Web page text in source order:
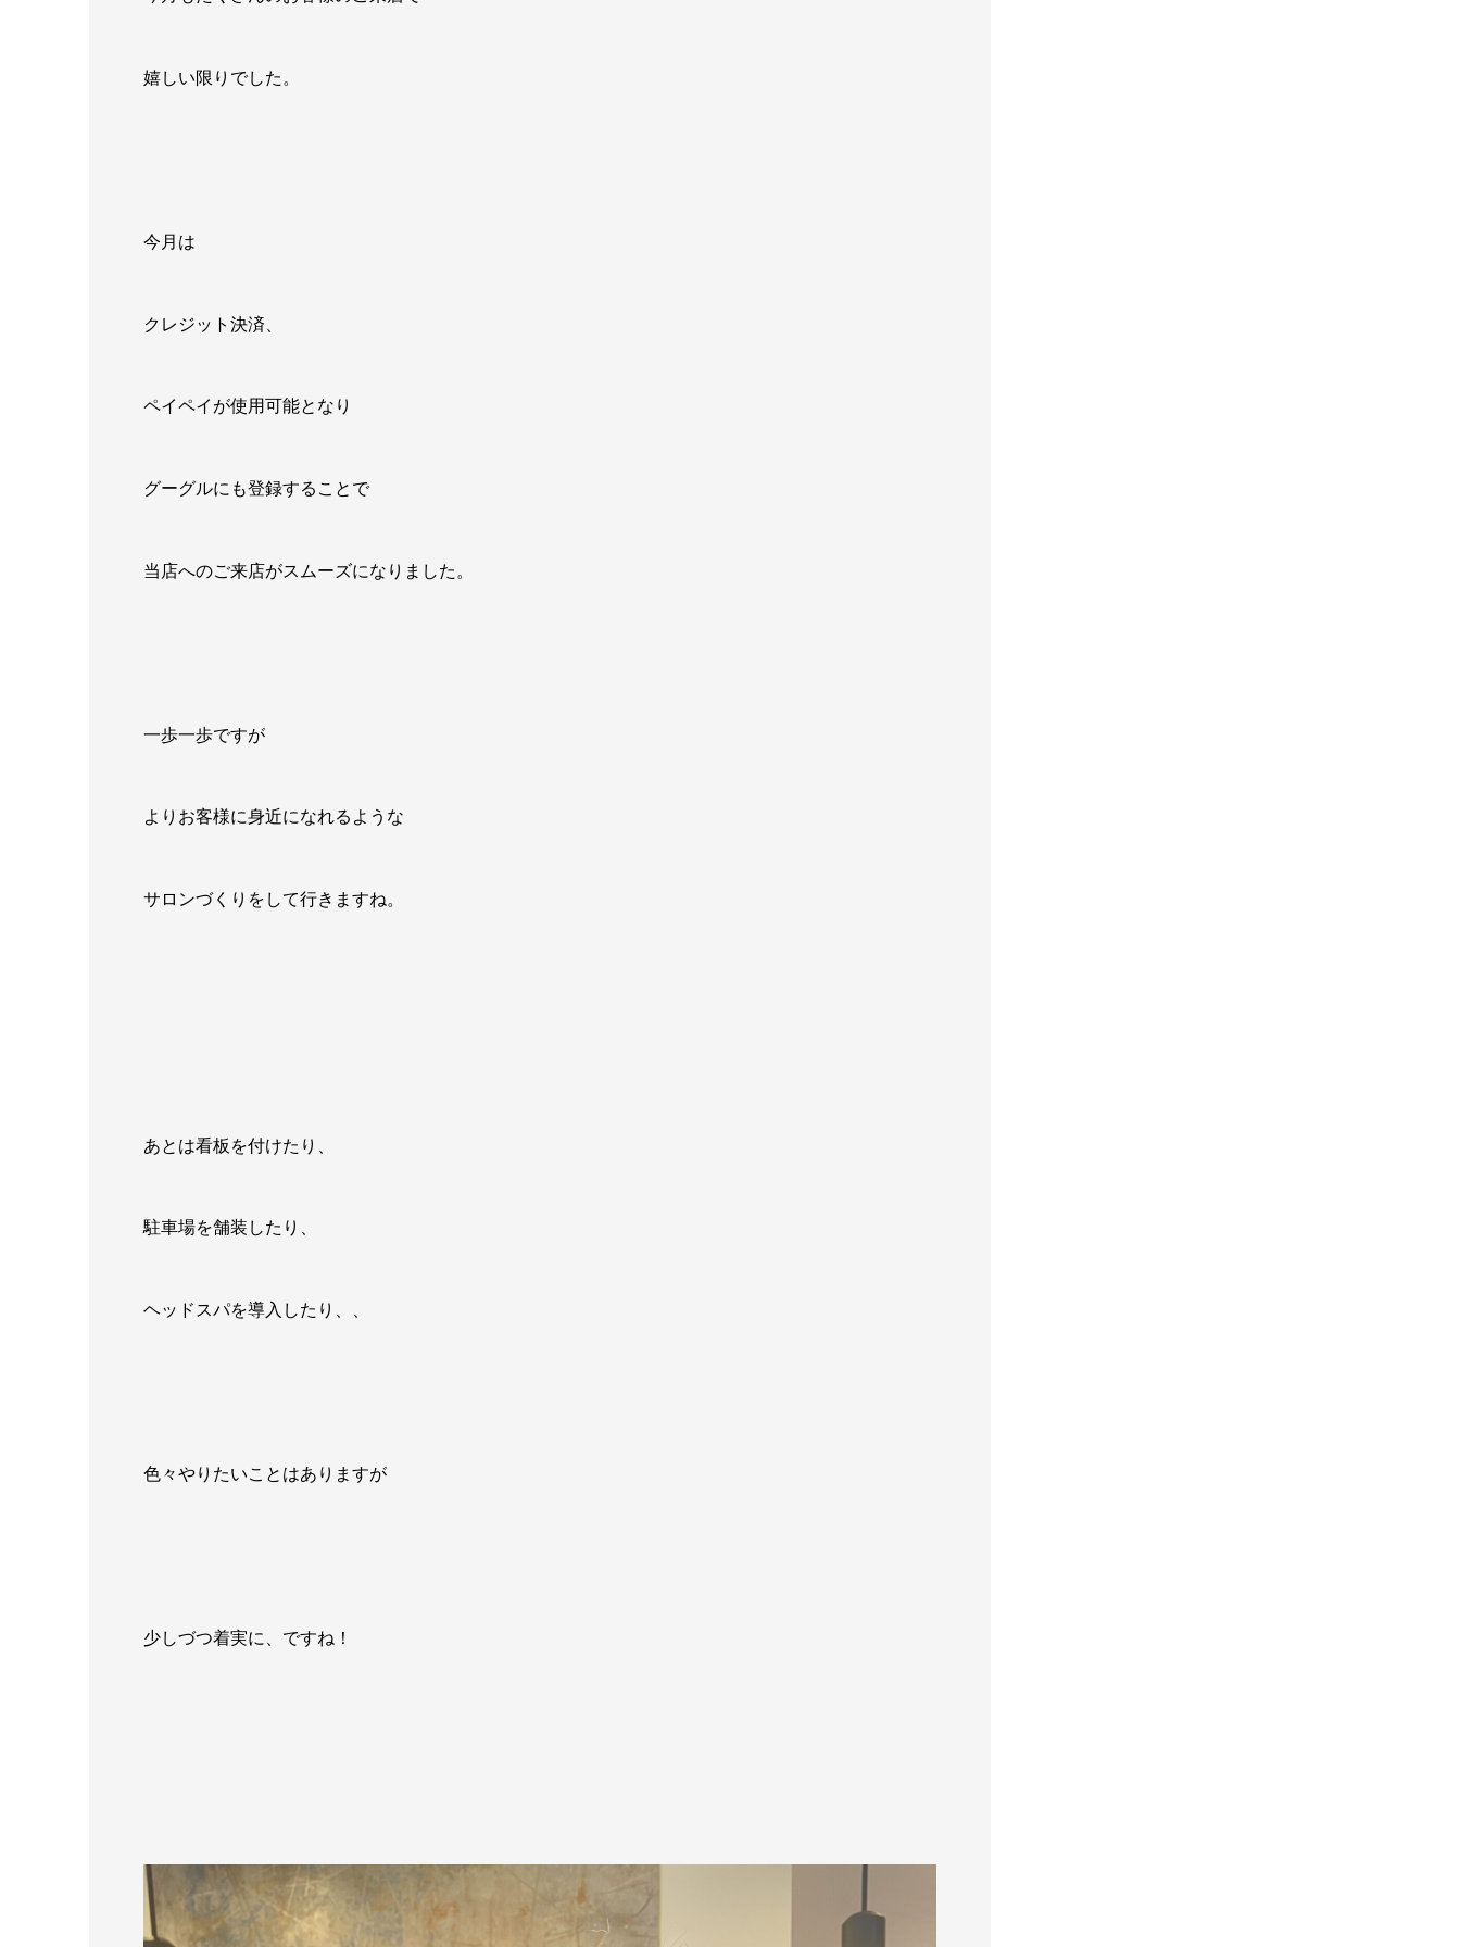
嬉しい限りでした。
今月は
クレジット決済、
ペイペイが使用可能となり
グーグルにも登録することで
当店へのご来店がスムーズになりました。
一歩一歩ですが
よりお客様に身近になれるような
サロンづくりをして行きますね。
あとは看板を付けたり、
駐車場を舗装したり、
ヘッドスパを導入したり、、
色々やりたいことはありますが
少しづつ着実に、ですね！